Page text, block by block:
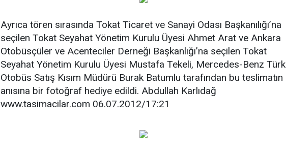
Ayrıca tören sırasında Tokat Ticaret ve Sanayi Odası Başkanılığı’na
seçilen Tokat Seyahat Yönetim Kurulu Üyesi Ahmet Arat ve Ankara
Otobüsçüler ve Acenteciler Derneği Başkanlığı’na seçilen Tokat
Seyahat Yönetim Kurulu Üyesi Mustafa Tekeli, Mercedes-Benz Türk
Otobüs Satış Kısım Müdürü Burak Batumlu tarafından bu teslimatın
anısına bir fotoğraf hediye edildi. Abdullah Karlıdağ
www.tasimacilar.com 06.07.2012/17:21